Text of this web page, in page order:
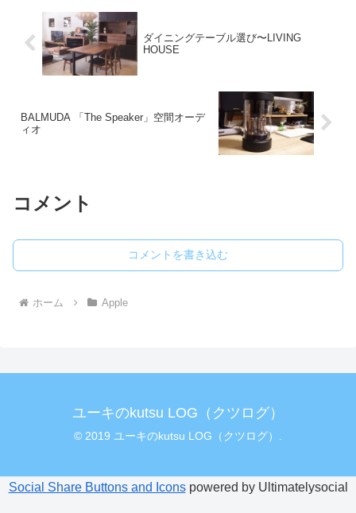
ダイニングテーブル選び〜LIVING
HOUSE
BALMUDA 「The Speaker」空間オーデ
ィオ
コメント
コメントを書き込む
ホーム Apple
ユーキのkutsu LOG（クツログ）
© 2019 ユーキのkutsu LOG（クツログ）.
Social Share Buttons and Iconspowered by Ultimatelysocial